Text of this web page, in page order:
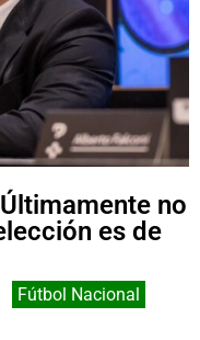
no
es de
Fútbol Nacional